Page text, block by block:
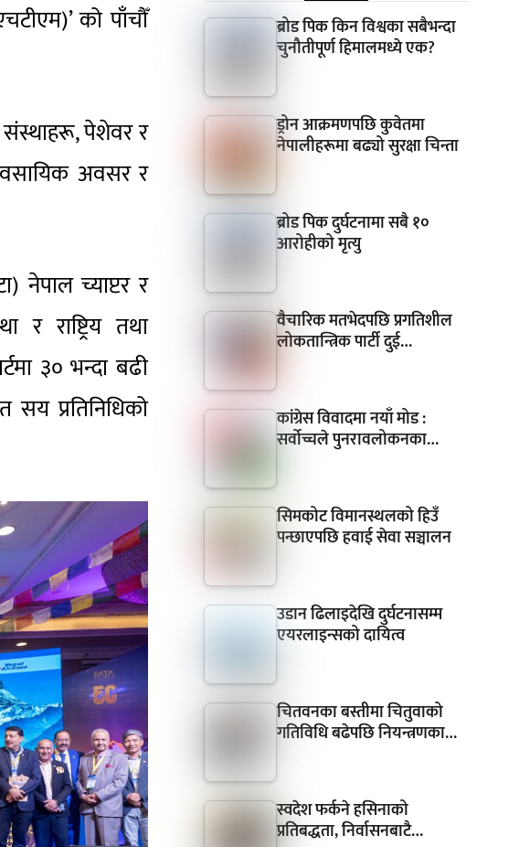
को पाँचौँ
संस्थाहरू, पेशेवर र
अवसर र
नेपाल च्याप्टर र
राष्ट्रिय तथा
३० भन्दा बढी
सय प्रतिनिधिको
ब्रोड पिक किन विश्वका सबैभन्दा
चुनौतीपूर्ण हिमालमध्ये एक?
ड्रोन आक्रमणपछि कुवेतमा
नेपालीहरूमा बढ्यो सुरक्षा चिन्ता
ब्रोड पिक दुर्घटनामा सबै १०
आरोहीको मृत्यु
वैचारिक मतभेदपछि प्रगतिशील
लोकतान्त्रिक पार्टी दुई…
कांग्रेस विवादमा नयाँ मोड :
सर्वोच्चले पुनरावलोकनका…
सिमकोट विमानस्थलको हिउँ
पन्छाएपछि हवाई सेवा सञ्चालन
उडान ढिलाइदेखि दुर्घटनासम्म
एयरलाइन्सको दायित्व
चितवनका बस्तीमा चितुवाको
गतिविधि बढेपछि नियन्त्रणका…
स्वदेश फर्कने हसिनाको
प्रतिबद्धता, निर्वासनबाटै…